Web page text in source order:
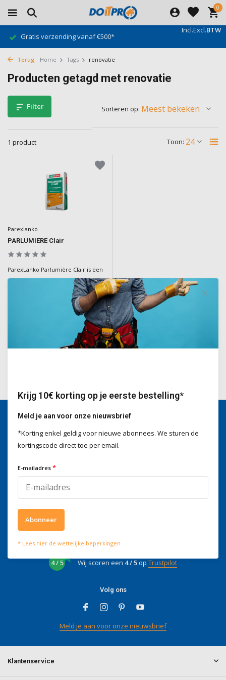
0
Incl.Excl.BTW
Gratis verzending vanaf €500*
Terug Home Tags renovatie
Producten getagd met renovatie
Filter
1 product Toon:
Sorteren op:
Parexlanko
PARLUMIERE Clair
ParexLanko Parlumière Clair is een
witte grondpleister, ook toepasbaar
als afwerking. Zorgt voor een
optimale hechting op metselwerk.
Wij helpen je graag
kantooruren bereikbaar op
Wat onze klanten zeggen
4 / 5 Wij scoren een 4 / 5op Trustpilot
Volg ons
Meld je aan voor onze nieuwsbrief
Klantenservice
Krijg 10€ korting op je eerste bestelling*
Meld je aan voor onze nieuwsbrief
*Korting enkel geldig voor nieuwe abonnees. We sturen de
kortingscode direct toe per email.
E-mailadres *
Abonneer
* Lees hier de wettelijke beperkingen